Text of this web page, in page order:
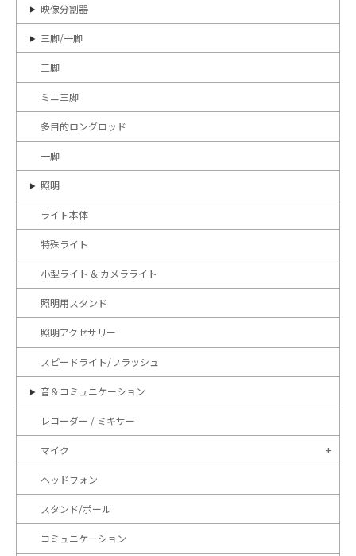
映像分割器
三脚/一脚
三脚
ミニ三脚
多目的ロングロッド
一脚
照明
ライト本体
特殊ライト
小型ライト & カメラライト
照明用スタンド
照明アクセサリー
スピードライト/フラッシュ
音＆コミュニケーション
レコーダー / ミキサー
マイク
ヘッドフォン
スタンド/ポール
コミュニケーション